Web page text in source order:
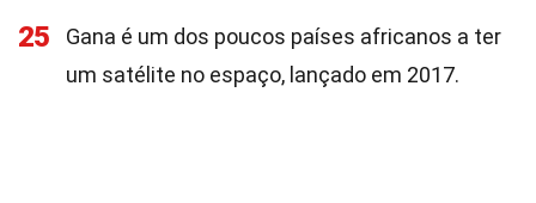
25
Gana é um dos poucos países africanos a ter
um satélite no espaço, lançado em 2017.